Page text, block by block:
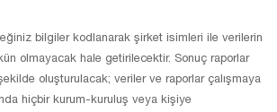
bilgiler kodlanarak şirket isimleri ile verilerin
olmayacak hale getirilecektir. Sonuç raporlar
oluşturulacak; veriler ve raporlar çalışmaya
hiçbir kurum-kuruluş veya kişiye